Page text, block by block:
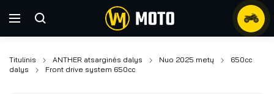
Titulinis ANTHER atsarginės dalys Nuo 2025 metų
650cc
dalys
Front drive system 650cc